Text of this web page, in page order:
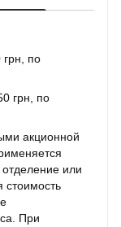
по
грн, по
акционной
отделение или
стоимость
При